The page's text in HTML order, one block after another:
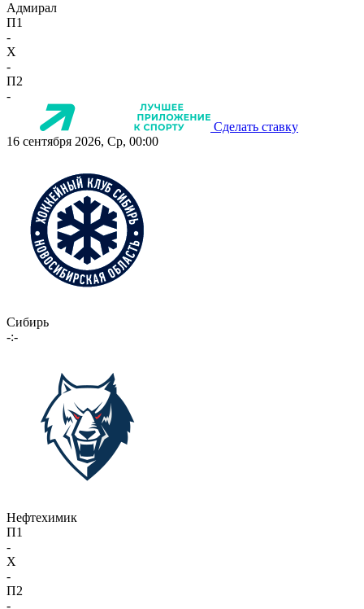
Адмирал
П1
-
X
-
П2
-
Сделать ставку
16 сентября 2026, Ср, 00:00
Сибирь
-:-
Нефтехимик
П1
-
X
-
П2
-